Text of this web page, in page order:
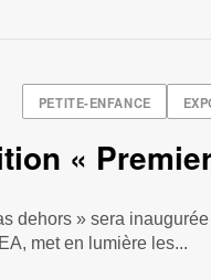
PETITE-ENFANCE
«
dehors » sera
met en lumière les...